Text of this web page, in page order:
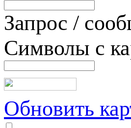
Запрос /
Символы с
Обновить